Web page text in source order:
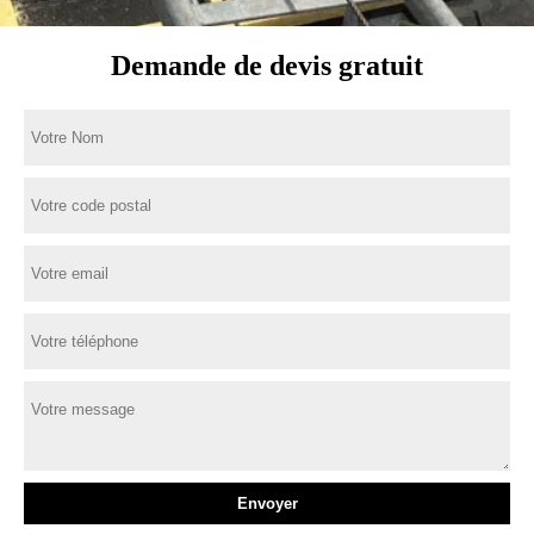
Demande de devis gratuit